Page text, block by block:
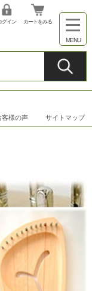
グイン カートをみる
客様の声 サイトマップ